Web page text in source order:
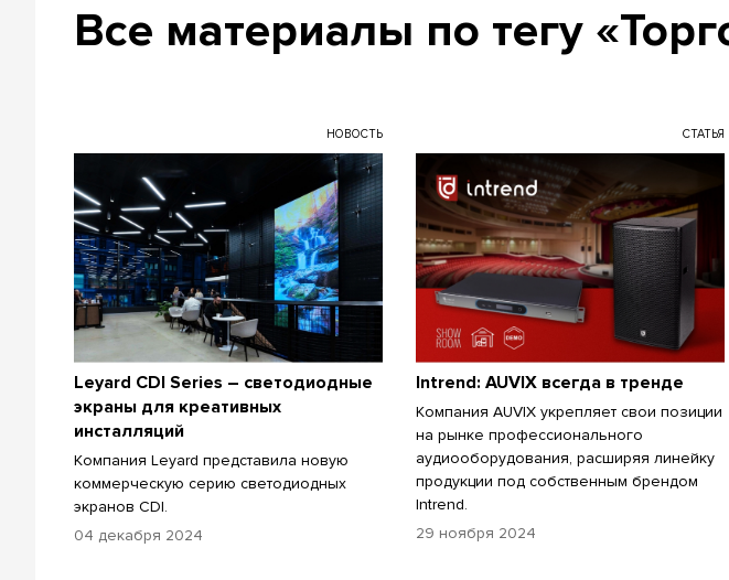
Все материалы по тегу
НОВОСТЬ
Leyard CDI Series – светодиодные
экраны для креативных
инсталляций
Компания Leyard представила новую
коммерческую серию светодиодных
экранов CDI.
04 декабря 2024
СТАТЬЯ
Intrend: AUVIX всегда в тренде
Компания AUVIX укрепляет свои позиции
на рынке профессионального
аудиооборудования, расширяя линейку
продукции под собственным брендом
Intrend.
29 ноября 2024